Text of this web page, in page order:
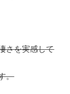
さを実感して
。